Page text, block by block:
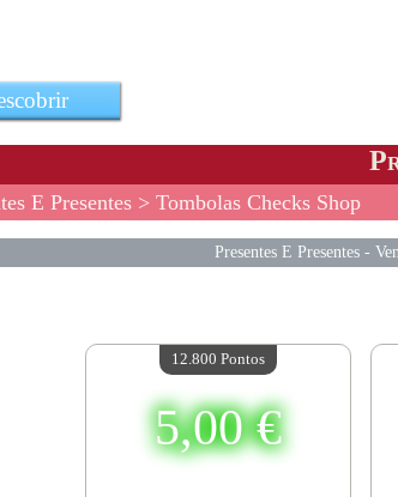
E Presentes > Tombolas Checks Shop
Presentes E Presentes-
5,00 €
12.800 Pontos